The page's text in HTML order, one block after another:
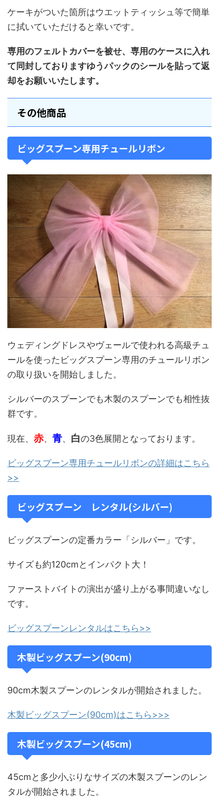
ケーキがついた箇所はウエットティッシュ等で簡単
に拭いていただけると幸いです。
専用のフェルトカバーを被せ、専用のケースに入れ
て同封しておりますゆうパックのシールを貼って返
却をお願いいたします。
その他商品
ビッグスプーン専用チュールリボン
ウェディングドレスやヴェールで使われる高級チュ
ールを使ったビッグスプーン専用のチュールリボン
の取り扱いを開始しました。
シルバーのスプーンでも木製のスプーンでも相性抜
群です。
現在、 赤、 青、 白の3色展開となっております。
ビッグスプーン専用チュールリボンの詳細はこちら
>>
ビッグスプーン レンタル(シルバー)
ビッグスプーンの定番カラー「シルバー」です。
サイズも約120cmとインパクト大！
ファーストバイトの演出が盛り上がる事間違いなし
です。
ビッグスプーンレンタルはこちら>>
木製ビッグスプーン(90cm)
90cm木製スプーンのレンタルが開始されました。
木製ビッグスプーン(90cm)はこちら>>>
木製ビッグスプーン(45cm)
45cmと多少小ぶりなサイズの木製スプーンのレン
タルが開始されました。